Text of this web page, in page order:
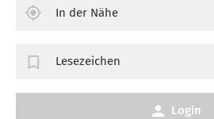
In der Nähe
Lesezeichen
Login